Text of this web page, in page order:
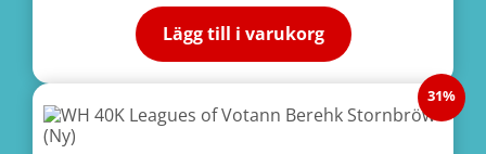
Lägg till i varukorg
31%